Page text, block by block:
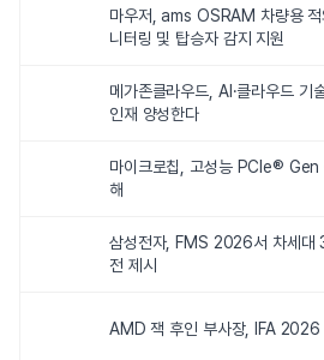
마우저, ams OSRAM 차량용 적
니터링 및 탑승자 감지 지원
메가존클라우드, AI·클라우드 기
인재 양성한다
마이크로칩, 고성능 PCIe® Gen
해
삼성전자, FMS 2026서 차세대
전 제시
AMD 잭 후인 부사장, IFA 2026